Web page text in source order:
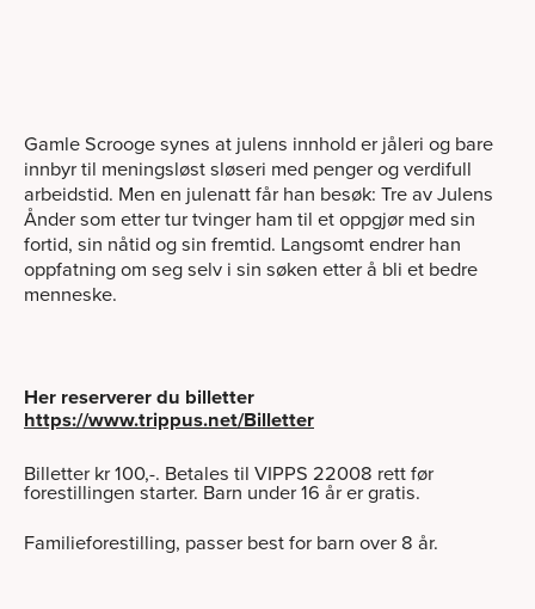
Gamle Scrooge synes at julens innhold er jåleri og bare
innbyr til meningsløst sløseri med penger og verdifull
arbeidstid. Men en julenatt får han besøk: Tre av Julens
Ånder som etter tur tvinger ham til et oppgjør med sin
fortid, sin nåtid og sin fremtid. Langsomt endrer han
oppfatning om seg selv i sin søken etter å bli et bedre
menneske.
Her reserverer du billetter
https://www.trippus.net/Billetter
Billetter kr 100,-. Betales til VIPPS 22008 rett før
forestillingen starter. Barn under 16 år er gratis.
Familieforestilling, passer best for barn over 8 år.